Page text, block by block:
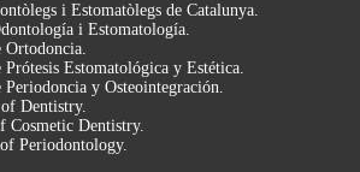
i Estomatòlegs de Catalunya.
i Estomatología.
Ortodoncia.
Prótesis Estomatológica y Estética.
Periodoncia y Osteointegración.
Dentistry.
Cosmetic Dentistry.
Periodontology.